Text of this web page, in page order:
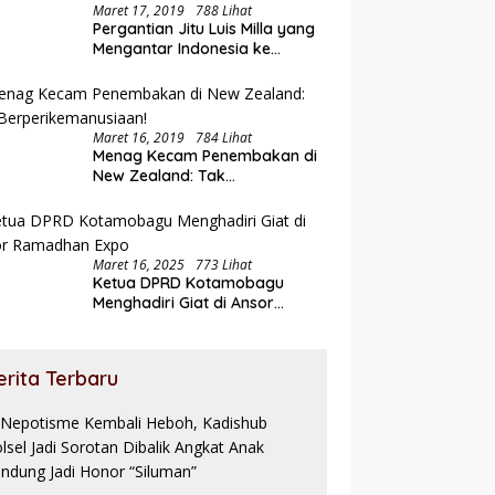
Maret 17, 2019 788 Lihat
Pergantian Jitu Luis Milla yang
Mengantar Indonesia ke
Maret 16, 2019 784 Lihat
Menag Kecam Penembakan di
New Zealand: Tak
Maret 16, 2025 773 Lihat
Ketua DPRD Kotamobagu
Menghadiri Giat di Ansor
Terbaru